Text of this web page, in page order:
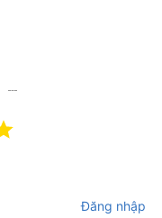
Đăng nhập